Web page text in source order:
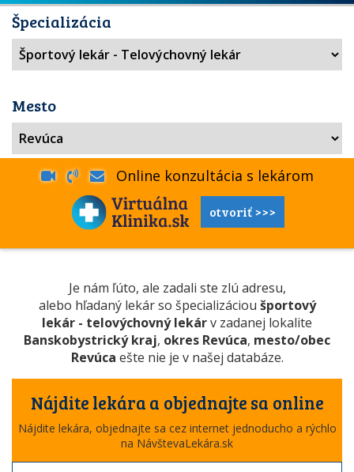
Špecializácia
Mesto
Online konzultácia s lekárom
otvoriť >>>
Je nám ľúto, ale zadali ste zlú adresu,
alebo hľadaný lekár so špecializáciou športový
lekár - telovýchovný lekárv zadanej lokalite
Banskobystrický kraj, okres Revúca, mesto/obec
Revúca ešte nie je v našej databáze.
Nájdite lekára a objednajte sa online
Nájdite lekára, objednajte sa cez internet jednoducho a rýchlo
na NávštevaLekára.sk